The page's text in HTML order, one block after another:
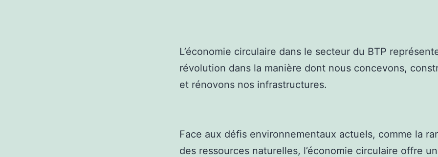
L’économie circulaire dans le secteur du BTP
révolution dans la manière dont nous concevons,
et rénovons nos infrastructures.
Face aux défis environnementaux actuels, comme la
des ressources naturelles, l’économie circulaire offre